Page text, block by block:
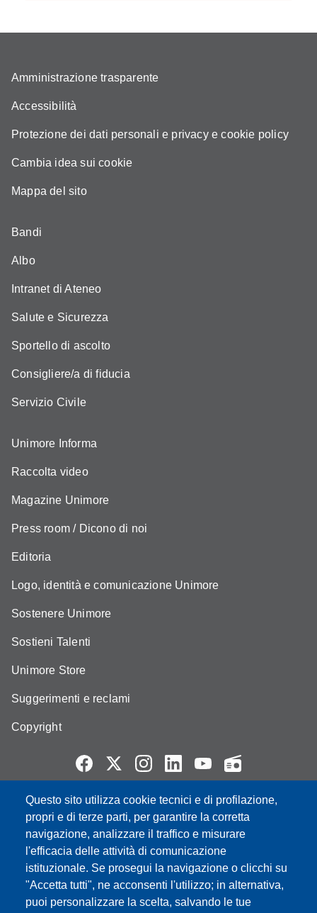
Questo sito utilizza cookie tecnici e di profilazione,
propri e di terze parti, per garantire la corretta
navigazione, analizzare il traffico e misurare
l'efficacia delle attività di comunicazione
istituzionale. Se prosegui la navigazione o clicchi su
"Accetta tutti", ne acconsenti l'utilizzo; in alternativa,
puoi personalizzare la scelta, salvando le tue
Amministrazione trasparente
Accessibilità
Protezione dei dati personali e privacy e cookie policy
Cambia idea sui cookie
Mappa del sito
Bandi
Albo
Intranet di Ateneo
Salute e Sicurezza
Sportello di ascolto
Consigliere/a di fiducia
Servizio Civile
Unimore Informa
Raccolta video
Magazine Unimore
Press room / Dicono di noi
Editoria
Logo, identità e comunicazione Unimore
Sostenere Unimore
Sostieni Talenti
Unimore Store
Suggerimenti e reclami
Copyright
Partita IVA: 00427620364
e-mail: urp@unimore.it
PEC: primo contatto: urp@pec.unimore.it
Indirizzo ReGIndE per notifica Atti Processuali:
direzionelegale@pec.unimore.it
Sede di Modena: Via Università 4, 41121 Modena, Tel. 059